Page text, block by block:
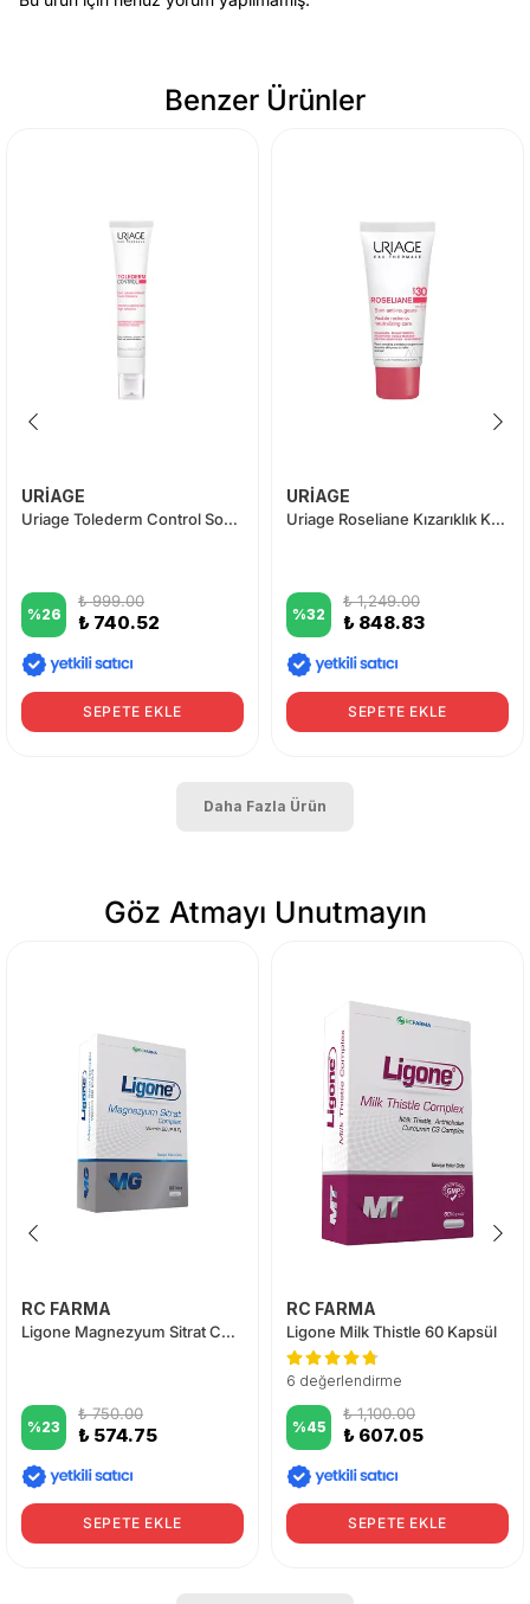
Benzer Ürünler
URİAGE
Uriage Tolederm Control Soothing Care 40 ml
%26
₺ 999.00
₺ 740.52
SEPETE EKLE
URİAGE
Uriage Roseliane Kızarıklık Karşıtı ve Yatıştırıcı Bakım Kremi (Hassas Ciltler İçin)
%32
₺ 1,249.00
₺ 848.83
SEPETE EKLE
Daha Fazla Ürün
Göz Atmayı Unutmayın
RC FARMA
Ligone Magnezyum Sitrat Complex 60 Tablet
%23
₺ 750.00
₺ 574.75
SEPETE EKLE
RC FARMA
Ligone Milk Thistle 60 Kapsül
6 değerlendirme
%45
₺ 1,100.00
₺ 607.05
SEPETE EKLE